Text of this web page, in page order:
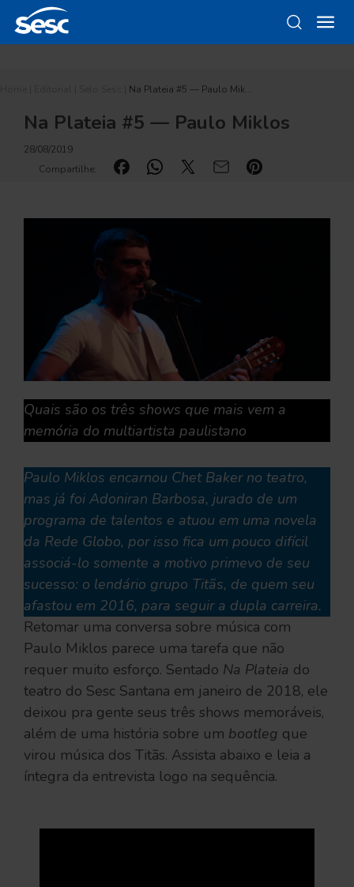
Na Plateia #5 — Paulo Mik…
Na Plateia #5 — Paulo Miklos
28/08/2019
Compartilhe:
Quais são os três shows que mais vem a
memória do multiartista paulistano
Paulo Miklos encarnou Chet Baker no teatro,
mas já foi Adoniran Barbosa, jurado de um
programa de talentos e atuou em uma novela
da Rede Globo, por isso fica um pouco difícil
associá-lo somente a motivo primevo de seu
sucesso: o lendário grupo Titãs, de quem seu
afastou em 2016, para seguir a dupla carreira.
Retomar uma conversa sobre música com
Paulo Miklos parece uma tarefa que não
requer muito esforço. Sentado Na Plateia do
teatro do Sesc Santana em janeiro de 2018, ele
deixou pra gente seus três shows memoráveis,
além de uma história sobre um bootleg que
virou música dos Titãs. Assista abaixo e leia a
íntegra da entrevista logo na sequência.